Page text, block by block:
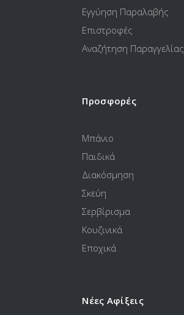
Εγγύηση Παραλαβής
Επιστροφές
Αναζήτηση Παραγγελίας
Προσφορές
Μπάνιο
Παιδικά
Διακόσμηση
Σκεύη
Σερβίρισμα
Κουζινικά
Εποχικά
Νέες Αφίξεις